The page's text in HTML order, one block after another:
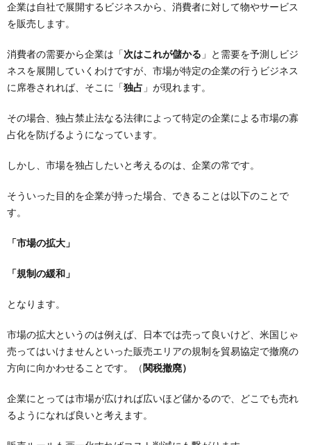
企業は自社で展開するビジネスから、消費者に対して物やサービス
を販売します。
消費者の需要から企業は「次はこれが儲かる 」と需要を予測しビジ
ネスを展開していくわけですが、市場が特定の企業の行うビジネス
に席巻されれば、そこに「独占 」が現れます。
その場合、独占禁止法なる法律によって特定の企業による市場の寡
占化を防げるようになっています。
しかし、市場を独占したいと考えるのは、企業の常です。
そういった目的を企業が持った場合、できることは以下のことで
す。
「市場の拡大」
「規制の緩和」
となります。
市場の拡大というのは例えば、日本では売って良いけど、米国じゃ
売ってはいけませんといった販売エリアの規制を貿易協定で撤廃の
方向に向かわせることです。（関税撤廃）
企業にとっては市場が広ければ広いほど儲かるので、どこでも売れ
るようになれば良いと考えます。